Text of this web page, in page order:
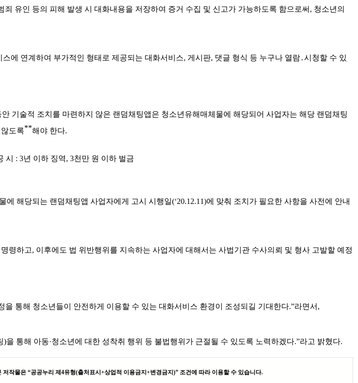
유인 등의 피해 발생 시 대화내용을 저장하여 증거 수집 및 신고가 가능하도록 함으로써, 청소년의
에 연계하여 부가적인 형태로 제공되는 대화서비스, 게시판, 댓글 형식 등 누구나 열람․시청할 수 있
기술적 조치를 마련하지 않은 랜덤채팅앱은 청소년유해매체물에 해당되어 사업자는 해당 랜덤채팅
도록**해야 한다.
: 3년 이하 징역, 3천만 원 이하 벌금
해당되는 랜덤채팅앱 사업자에게 고시 시행일(‘20.12.11)에 맞춰 조치가 필요한 사항을 사전에 안내
하고, 이후에도 법 위반행위를 지속하는 사업자에 대해서는 사법기관 수사의뢰 및 형사 고발할 예정
통해 청소년들이 안전하게 이용할 수 있는 대화서비스 환경이 조성되길 기대한다.”라면서,
통해 아동·청소년에 대한 성착취 행위 등 불법행위가 근절될 수 있도록 노력하겠다.”라고 밝혔다.
저작물은 “공공누리 제4유형(출처표시+상업적 이용금지+변경금지)” 조건에 따라 이용할 수 있습니다.